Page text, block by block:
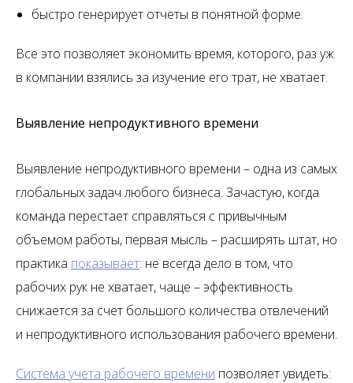
быстро генерирует отчеты в понятной форме.
Все это позволяет экономить время, которого, раз уж
в компании взялись за изучение его трат, не хватает.
Выявление непродуктивного времени
Выявление непродуктивного времени – одна из самых
глобальных задач любого бизнеса. Зачастую, когда
команда перестает справляться с привычным
объемом работы, первая мысль – расширять штат, но
практика показывает: не всегда дело в том, что
рабочих рук не хватает, чаще – эффективность
снижается за счет большого количества отвлечений
и непродуктивного использования рабочего времени.
Система учета рабочего времени позволяет увидеть: